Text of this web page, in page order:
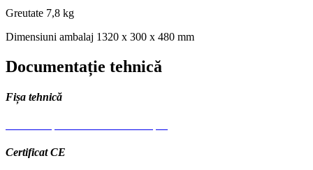
Greutate 7,8 kg
Dimensiuni ambalaj 1320 x 300 x 480 mm
Documentație tehnică
Fișa tehnică
Certificat CE